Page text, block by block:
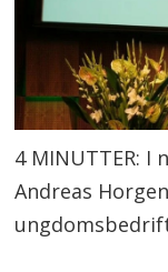
4 MINUTTER: I
Andreas